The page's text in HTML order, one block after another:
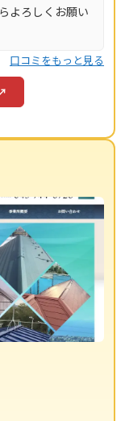
よろしくお願い
口コミをもっと見る